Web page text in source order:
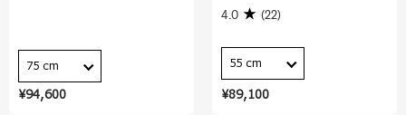
¥94,600
75 cm
¥89,100
4.0 (22)
55 cm